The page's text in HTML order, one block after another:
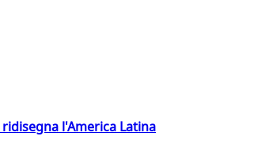
l'America Latina